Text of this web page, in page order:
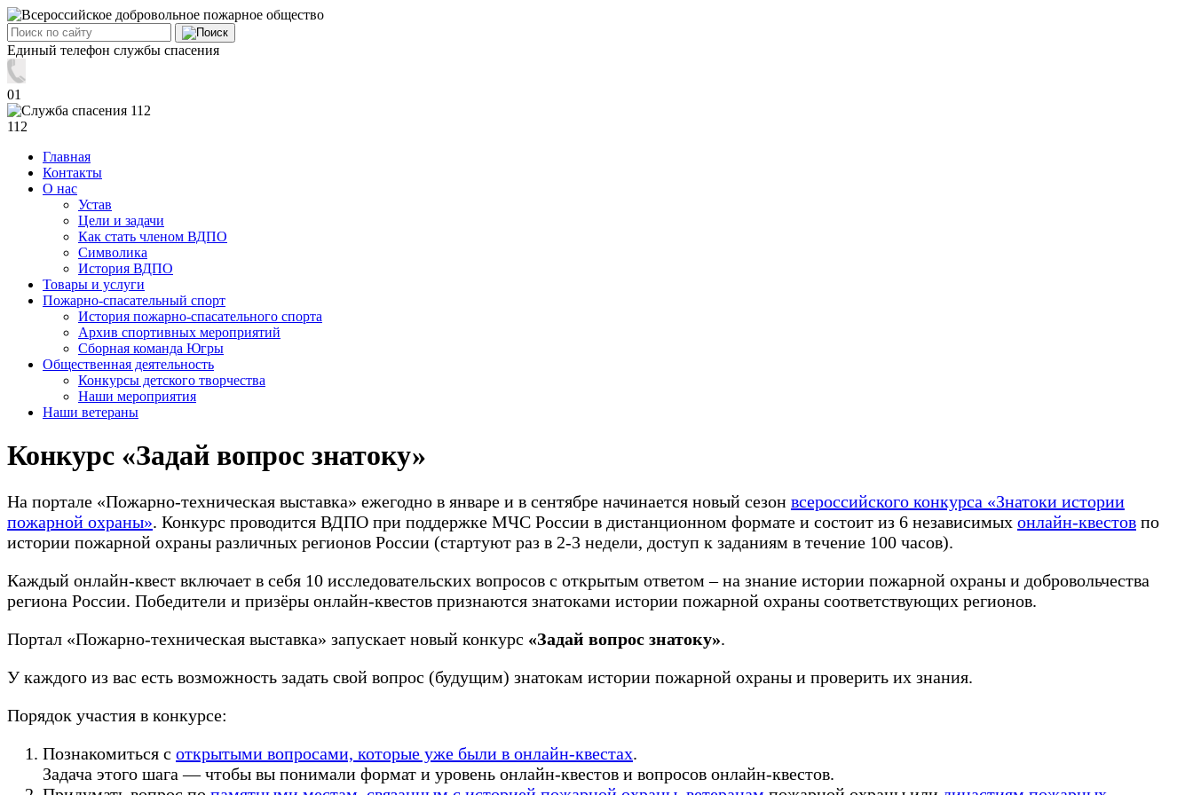
Единый телефон службы спасения
01
112
Главная
Контакты
О нас
Устав
Цели и задачи
Как стать членом ВДПО
Символика
История ВДПО
Товары и услуги
Пожарно-спасательный спорт
История пожарно-спасательного спорта
Архив спортивных мероприятий
Сборная команда Югры
Общественная деятельность
Конкурсы детского творчества
Наши мероприятия
Наши ветераны
Конкурс «Задай вопрос знатоку»
На портале «Пожарно-техническая выставка» ежегодно в январе и в сентябре начинается новый сезон всероссийского конкурса «Знатоки истории
пожарной охраны». Конкурс проводится ВДПО при поддержке МЧС России в дистанционном формате и состоит из 6 независимых онлайн-квестов по
истории пожарной охраны различных регионов России (стартуют раз в 2-3 недели, доступ к заданиям в течение 100 часов).
Каждый онлайн-квест включает в себя 10 исследовательских вопросов с открытым ответом – на знание истории пожарной охраны и добровольчества
региона России. Победители и призёры онлайн-квестов признаются знатоками истории пожарной охраны соответствующих регионов.
Портал «Пожарно-техническая выставка» запускает новый конкурс «Задай вопрос знатоку».
У каждого из вас есть возможность задать свой вопрос (будущим) знатокам истории пожарной охраны и проверить их знания.
Порядок участия в конкурсе:
Познакомиться с открытыми вопросами, которые уже были в онлайн-квестах.
Задача этого шага — чтобы вы понимали формат и уровень онлайн-квестов и вопросов онлайн-квестов.